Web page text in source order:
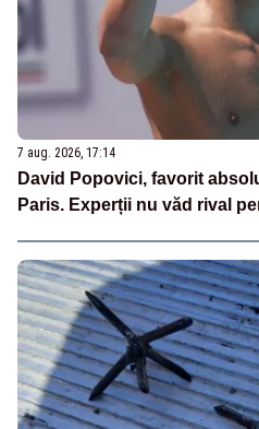
7 aug. 2026, 17:14
David Popovici, favorit
Paris. Experții nu văd rival